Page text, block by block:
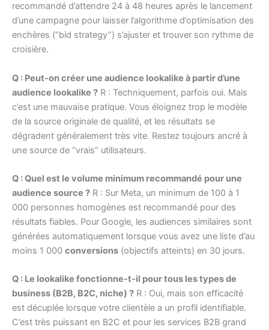
recommandé d’attendre 24 à 48 heures après le lancement
d’une campagne pour laisser l’algorithme d’optimisation des
enchères (“bid strategy”) s’ajuster et trouver son rythme de
croisière.
Q : Peut-on créer une audience lookalike à partir d’une
audience lookalike ? R : Techniquement, parfois oui. Mais
c’est une mauvaise pratique. Vous éloignez trop le modèle
de la source originale de qualité, et les résultats se
dégradent généralement très vite. Restez toujours ancré à
une source de “vrais” utilisateurs.
Q : Quel est le volume minimum recommandé pour une
audience source ? R : Sur Meta, un minimum de 100 à 1
000 personnes homogènes est recommandé pour des
résultats fiables. Pour Google, les audiences similaires sont
générées automatiquement lorsque vous avez une liste d’au
moins 1 000 conversions (objectifs atteints) en 30 jours.
Q : Le lookalike fonctionne-t-il pour tous les types de
business (B2B, B2C, niche) ? R : Oui, mais son efficacité
est décuplée lorsque votre clientèle a un profil identifiable.
C’est très puissant en B2C et pour les services B2B grand